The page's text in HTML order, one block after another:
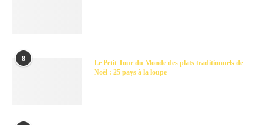
8
Le Petit Tour du Monde des plats traditionnels de
Noël : 25 pays à la loupe